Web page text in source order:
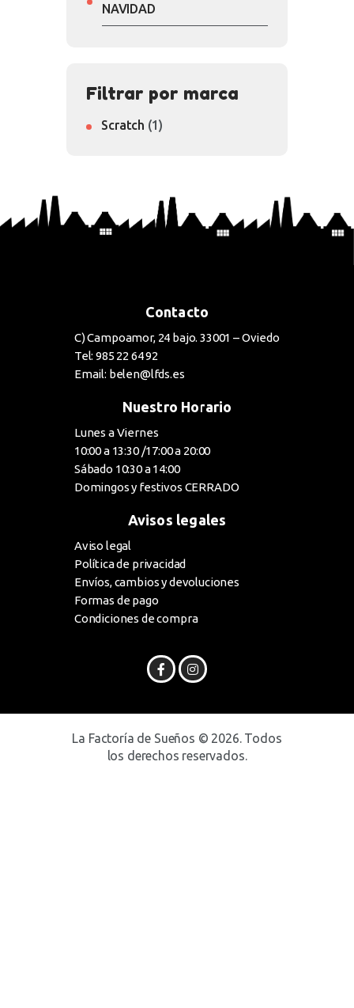
NAVIDAD
Filtrar por marca
Scratch (1)
Contacto
C) Campoamor, 24 bajo. 33001 – Oviedo
Tel: 985 22 64 92
Email: belen@lfds.es
Nuestro Horario
Lunes a Viernes
10:00 a 13:30 /17:00 a 20:00
Sábado 10:30 a 14:00
Domingos y festivos CERRADO
Avisos legales
Aviso legal
Política de privacidad
Envíos, cambios y devoluciones
Formas de pago
Condiciones de compra
La Factoría de Sueños © 2026. Todos
los derechos reservados.